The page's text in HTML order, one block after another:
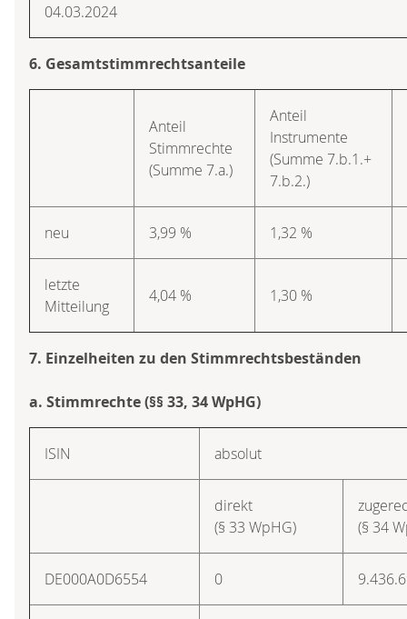
04.03.2024
6. Gesamtstimmrechtsanteile
Anteil
Stimmrechte
(Summe 7.a.)
Anteil
Instrumente
(Summe 7.b.1.+
7.b.2.)
neu 3,99 % 1,32 %
letzte
Mitteilung
4,04 % 1,30 %
7. Einzelheiten zu den Stimmrechtsbeständen
a. Stimmrechte (§§ 33, 34 WpHG)
ISIN absolut
direkt
(§ 33 WpHG)
(§ 34
DE000A0D6554 0